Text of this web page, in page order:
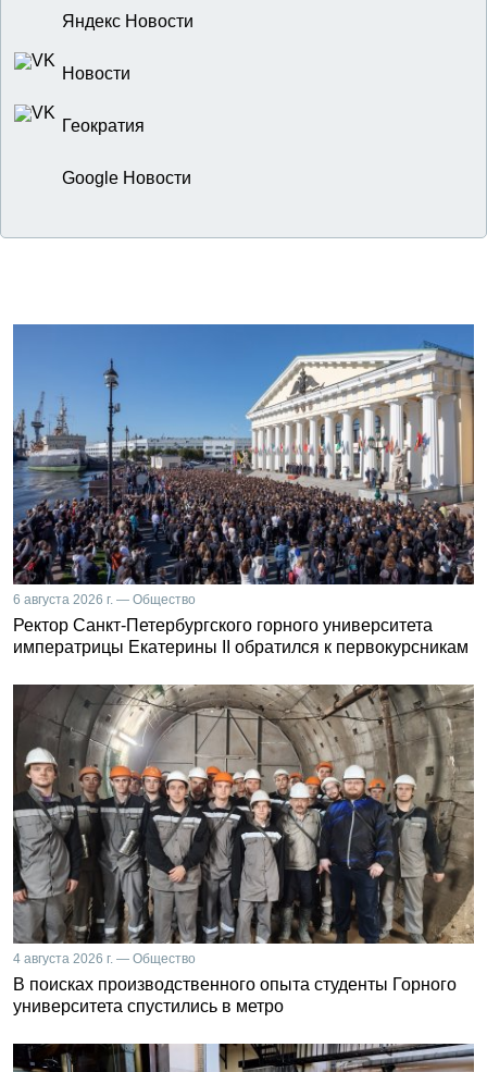
Яндекс Новости
Новости
Геократия
Google Новости
6 августа 2026 г. — Общество
Ректор Санкт-Петербургского горного университета
императрицы Екатерины II обратился к первокурсникам
4 августа 2026 г. — Общество
В поисках производственного опыта студенты Горного
университета спустились в метро